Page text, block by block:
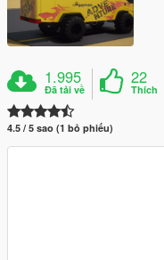
1.995
Đã tải về
22
Thích
4.5 / 5 sao (1 bỏ phiếu)